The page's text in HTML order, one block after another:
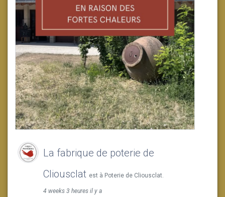
La fabrique de poterie de
Cliousclat est à Poterie de Cliousclat.
4 weeks 3 heures il y a